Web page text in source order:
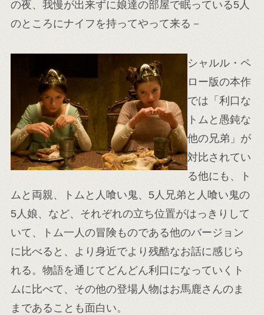
の夜、我慢が出来ずに娘達の部屋で眠っている5人
のところにナイフを持ってやって来る－
シャルル・ペ
ロー版の本作
では「利口な
トムと愚鈍な
他の兄弟」が
対比されてい
る他にも、ト
ムと両親、トムと人喰い鬼、5人兄弟と人喰い鬼の
5人娘、など、それぞれの立ち位置がはっきりして
いて、トム一人の冒険ものである他のバージョン
に比べると、より身近でより残酷なお話に感じら
れる。物語を通じてどんどん利口になっていくト
ムに比べて、その他の登場人物はお馬鹿さんのま
まであることも面白い。